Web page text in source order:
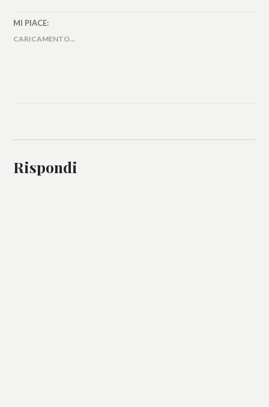
MI PIACE:
CARICAMENTO...
Rispondi